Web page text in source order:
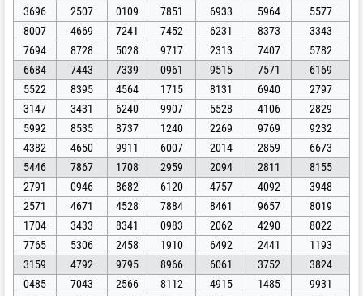
3696
2507 0109 7851 6933 5964
5577
8007
4669 7241 7452 6231 8373
3343
7694
8728 5028 9717 2313 7407
5782
6684
7443 7339 0961 9515 7571
6169
5522
8395 4564 1715 8131 6940
2797
3147
3431 6240 9907 5528 4106
2829
5992
8535 8737 1240 2269 9769
9232
4382
4650 9911 6007 2014 2859
6673
5446
7867 1708 2959 2094 2811
8155
2791
0946 8682 6120 4757 4092
3948
2571
4671 4528 7884 8461 9657
8019
1704
3433 8341 0983 2062 4290
8022
7765
5306 2458 1910 6492 2441
1193
3159
4792 9795 8966 6061 3752
3824
0485
7043 2566 8112 4915 1485
9931